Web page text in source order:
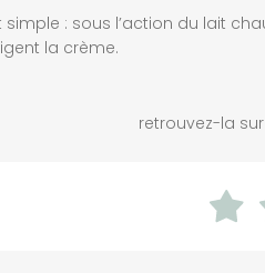
: sous l’action du lait
la crème.
retrouvez-la